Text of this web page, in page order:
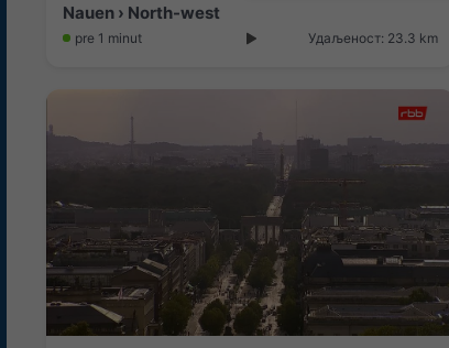
Nauen › North-west
pre 1 minut Удаљеност: 23.3 km